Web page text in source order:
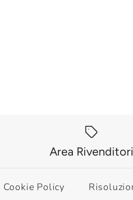
Area Rivenditori
Cookie Policy